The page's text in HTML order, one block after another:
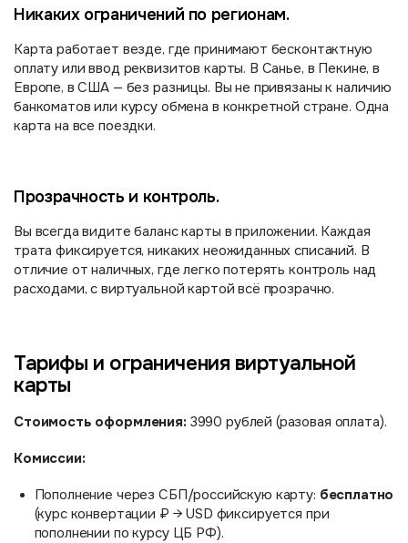
Никаких ограничений по регионам.
Карта работает везде, где принимают бесконтактную
оплату или ввод реквизитов карты. В Санье, в Пекине, в
Европе, в США — без разницы. Вы не привязаны к наличию
банкоматов или курсу обмена в конкретной стране. Одна
карта на все поездки.
Прозрачность и контроль.
Вы всегда видите баланс карты в приложении. Каждая
трата фиксируется, никаких неожиданных списаний. В
отличие от наличных, где легко потерять контроль над
расходами, с виртуальной картой всё прозрачно.
Тарифы и ограничения виртуальной
карты
Стоимость оформления: 3990 рублей (разовая оплата).
Комиссии:
Пополнение через СБП/российскую карту: бесплатно
(курс конвертации ₽ → USD фиксируется при
пополнении по курсу ЦБ РФ).